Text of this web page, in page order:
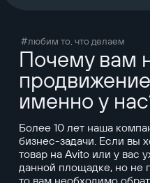
#любим то, что делаем
Почему вам
именно у
Более 10 лет наша
бизнес-задачи. Если вы
товар на Avito или у вас
данной площадке, но не